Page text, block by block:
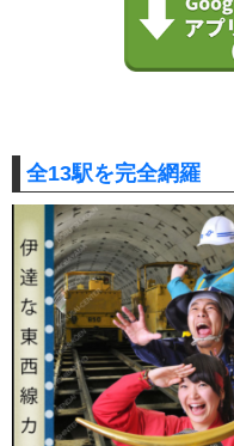
全13駅を完全網羅